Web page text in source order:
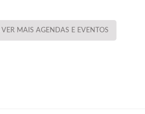
MAIS AGENDAS E EVENTOS